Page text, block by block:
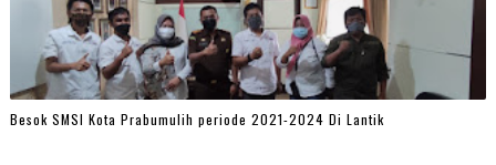
Besok SMSI Kota Prabumulih periode 2021-2024 Di Lantik